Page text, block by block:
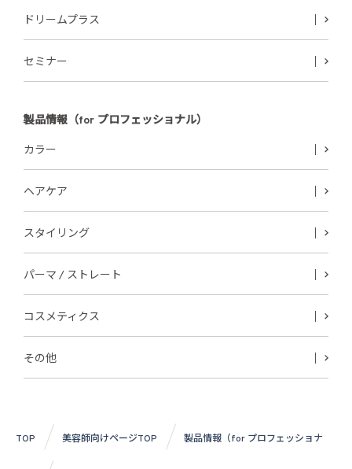
ドリームプラス
セミナー
製品情報（for プロフェッショナル）
カラー
ヘアケア
スタイリング
パーマ / ストレート
コスメティクス
その他
TOP 美容師向けページTOP 製品情報（for プロフェッショナ